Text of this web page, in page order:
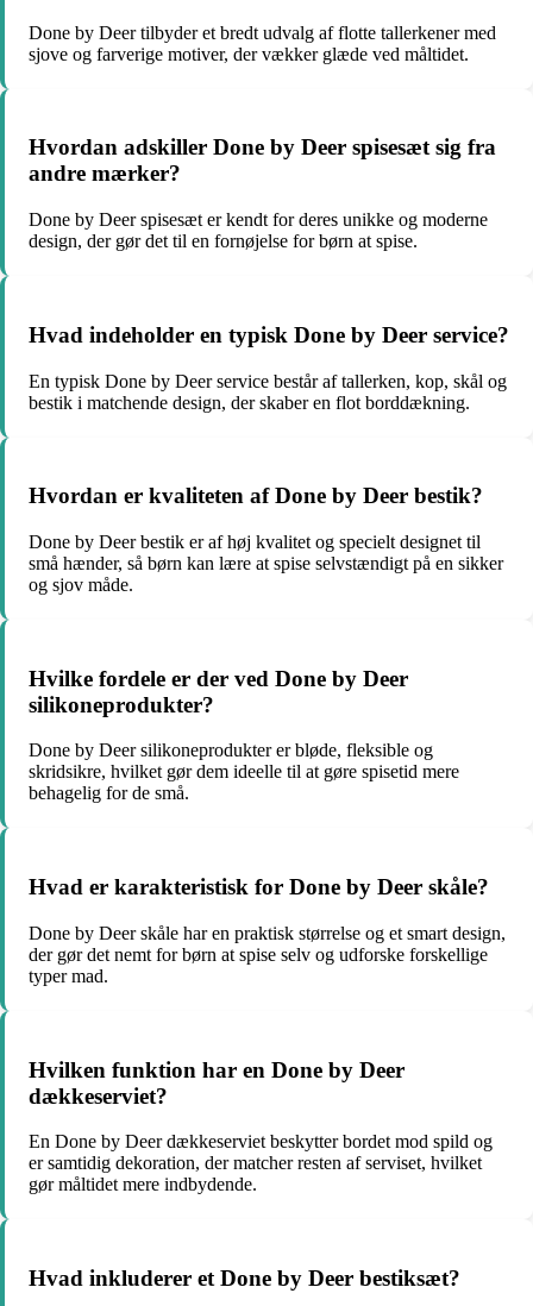
Done by Deer tilbyder et bredt udvalg af flotte tallerkener med
sjove og farverige motiver, der vækker glæde ved måltidet.
Hvordan adskiller Done by Deer spisesæt sig fra
andre mærker?
Done by Deer spisesæt er kendt for deres unikke og moderne
design, der gør det til en fornøjelse for børn at spise.
Hvad indeholder en typisk Done by Deer service?
En typisk Done by Deer service består af tallerken, kop, skål og
bestik i matchende design, der skaber en flot borddækning.
Hvordan er kvaliteten af Done by Deer bestik?
Done by Deer bestik er af høj kvalitet og specielt designet til
små hænder, så børn kan lære at spise selvstændigt på en sikker
og sjov måde.
Hvilke fordele er der ved Done by Deer
silikoneprodukter?
Done by Deer silikoneprodukter er bløde, fleksible og
skridsikre, hvilket gør dem ideelle til at gøre spisetid mere
behagelig for de små.
Hvad er karakteristisk for Done by Deer skåle?
Done by Deer skåle har en praktisk størrelse og et smart design,
der gør det nemt for børn at spise selv og udforske forskellige
typer mad.
Hvilken funktion har en Done by Deer
dækkeserviet?
En Done by Deer dækkeserviet beskytter bordet mod spild og
er samtidig dekoration, der matcher resten af serviset, hvilket
gør måltidet mere indbydende.
Hvad inkluderer et Done by Deer bestiksæt?